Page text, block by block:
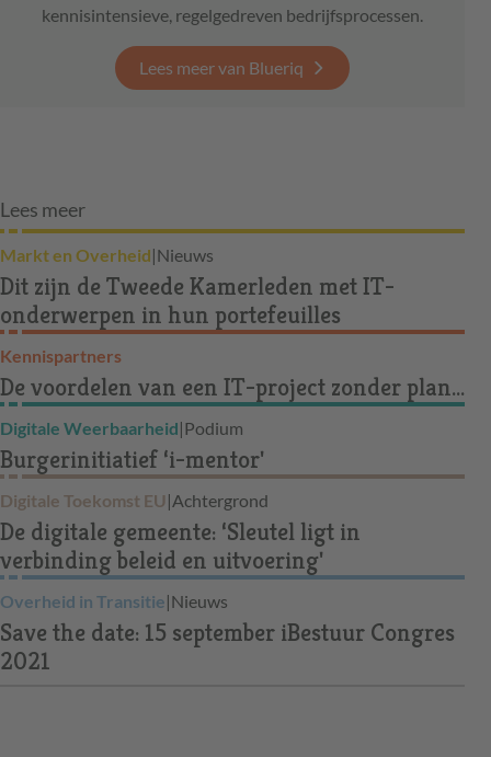
kennisintensieve, regelgedreven bedrijfsprocessen.
Lees meer van Blueriq
Lees meer
Markt en Overheid|Nieuws
Dit zijn de Tweede Kamerleden met IT-
onderwerpen in hun portefeuilles
Kennispartners
De voordelen van een IT-project zonder plan…
Digitale Weerbaarheid|Podium
Burgerinitiatief ‘i-mentor'
Digitale Toekomst EU |Achtergrond
De digitale gemeente: ‘Sleutel ligt in
verbinding beleid en uitvoering'
Overheid in Transitie|Nieuws
Save the date: 15 september iBestuur Congres
2021